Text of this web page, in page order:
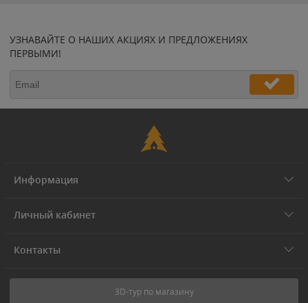
УЗНАВАЙТЕ О НАШИХ АКЦИЯХ И ПРЕДЛОЖЕНИЯХ
ПЕРВЫМИ!
Информация
Личный кабинет
Контакты
3D-тур по магазину